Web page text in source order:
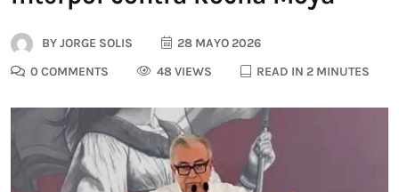
BYJORGE SOLIS
28 MAYO 2026
0 COMMENTS
48 VIEWS READ IN 2 MINUTES